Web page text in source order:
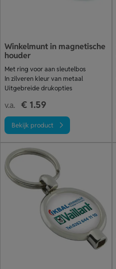
Winkelmunt in magnetische
houder
Met ring voor aan sleutelbos
In zilveren kleur van metaal
Uitgebreide drukopties
v.a. € 1.59
Bekijk product